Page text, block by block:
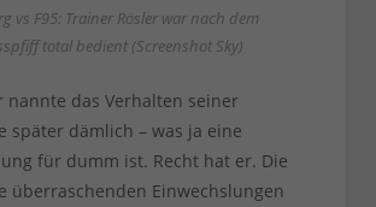
vs F95: Trainer Rösler war nach dem
total bedient (Screenshot Sky)
nannte das Verhalten seiner
später dämlich – was ja eine
für dumm ist. Recht hat er. Die
überraschenden Einwechslungen